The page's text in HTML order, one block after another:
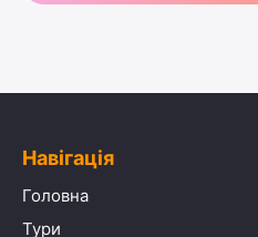
Навігація
Головна
Тури